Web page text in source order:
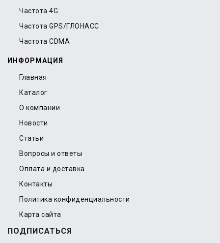
Частота 4G
Частота GPS/ГЛОНАСС
Частота CDMA
ИНФОРМАЦИЯ
Главная
Каталог
О компании
Новости
Статьи
Вопросы и ответы
Оплата и доставка
Контакты
Политика конфиденциальности
Карта сайта
ПОДПИСАТЬСЯ